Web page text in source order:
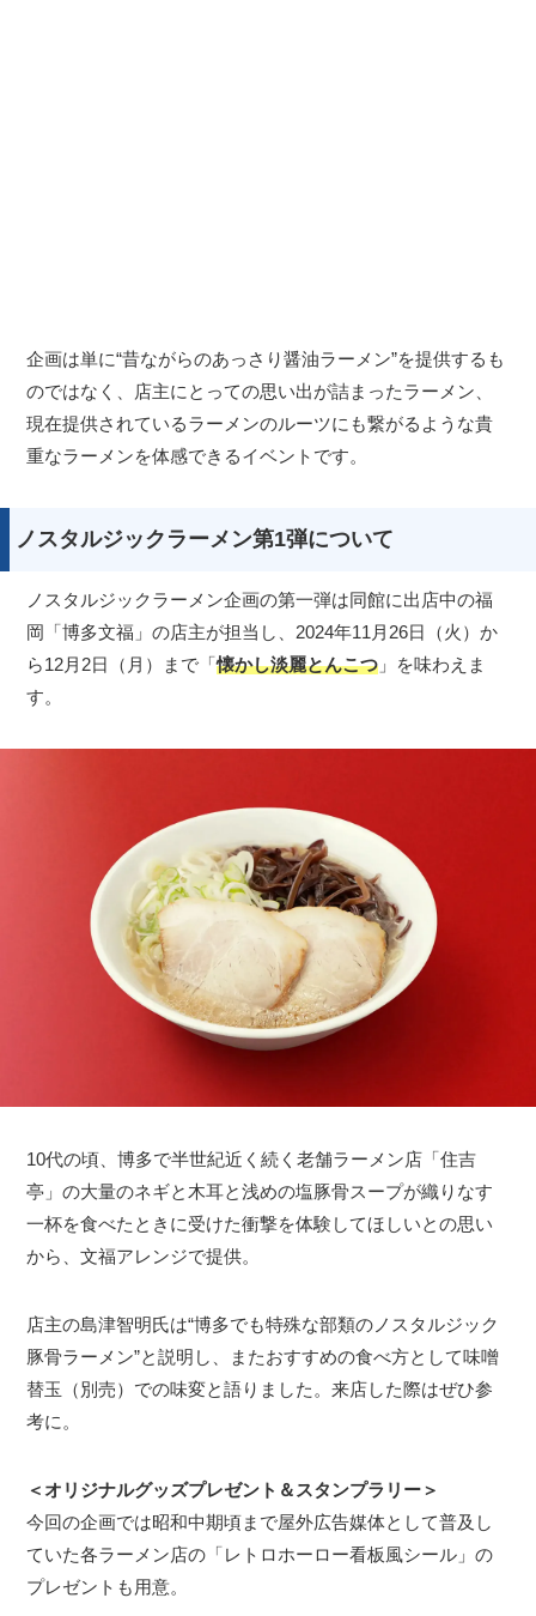
企画は単に“昔ながらのあっさり醤油ラーメン”を提供するも
のではなく、店主にとっての思い出が詰まったラーメン、
現在提供されているラーメンのルーツにも繋がるような貴
重なラーメンを体感できるイベントです。
ノスタルジックラーメン第1弾について
ノスタルジックラーメン企画の第一弾は同館に出店中の福
岡「博多文福」の店主が担当し、2024年11月26日（火）か
ら12月2日（月）まで「懐かし淡麗とんこつ 」を味わえま
す。
10代の頃、博多で半世紀近く続く老舗ラーメン店「住吉
亭」の大量のネギと木耳と浅めの塩豚骨スープが織りなす
一杯を食べたときに受けた衝撃を体験してほしいとの思い
から、文福アレンジで提供。
店主の島津智明氏は“博多でも特殊な部類のノスタルジック
豚骨ラーメン”と説明し、またおすすめの食べ方として味噌
替玉（別売）での味変と語りました。来店した際はぜひ参
考に。
＜オリジナルグッズプレゼント＆スタンプラリー＞
今回の企画では昭和中期頃まで屋外広告媒体として普及し
ていた各ラーメン店の「レトロホーロー看板風シール」の
プレゼントも用意。